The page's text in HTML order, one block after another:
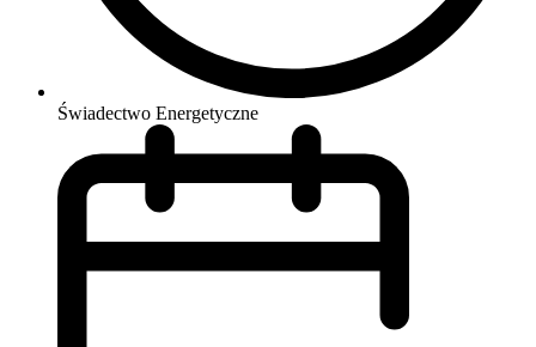
Świadectwo Energetyczne